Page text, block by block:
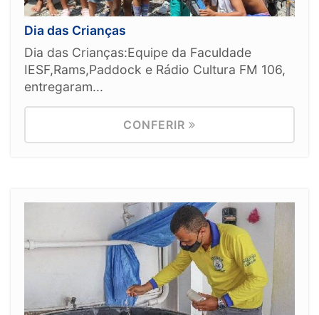
Dia das Crianças
Dia das Crianças:Equipe da Faculdade
IESF,Rams,Paddock e Rádio Cultura FM 106,
entregaram...
CONFERIR